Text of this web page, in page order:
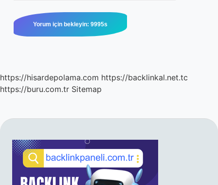
https://hisardepolama.com https://backlinkal.net.tc
https://buru.com.tr Sitemap
SIDEBAR